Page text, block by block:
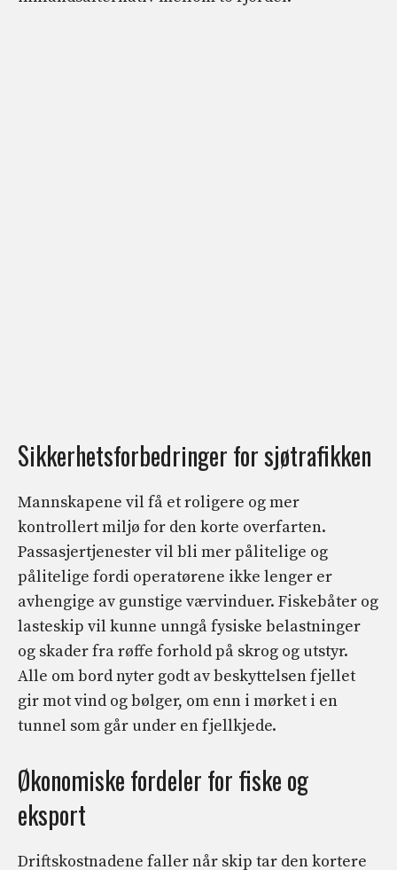
Sikkerhetsforbedringer for sjøtrafikken
Mannskapene vil få et roligere og mer
kontrollert miljø for den korte overfarten.
Passasjertjenester vil bli mer pålitelige og
pålitelige fordi operatørene ikke lenger er
avhengige av gunstige værvinduer. Fiskebåter og
lasteskip vil kunne unngå fysiske belastninger
og skader fra røffe forhold på skrog og utstyr.
Alle om bord nyter godt av beskyttelsen fjellet
gir mot vind og bølger, om enn i mørket i en
tunnel som går under en fjellkjede.
Økonomiske fordeler for fiske og
eksport
Driftskostnadene faller når skip tar den kortere